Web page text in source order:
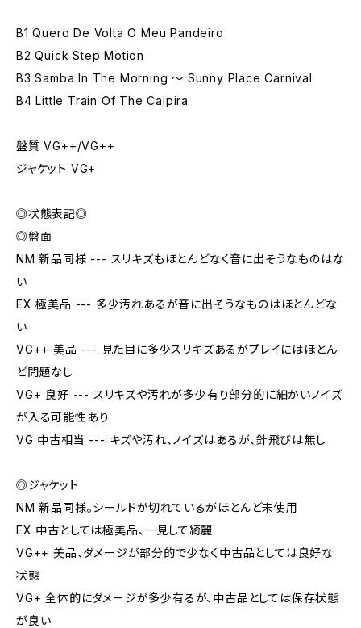
B1 Quero De Volta O Meu Pandeiro
B2 Quick Step Motion
B3 Samba In The Morning ～ Sunny Place Carnival
B4 Little Train Of The Caipira
盤質 VG++/VG++
ジャケット VG+
◎状態表記◎
◎盤面
NM 新品同様 --- スリキズもほとんどなく音に出そうなものはな
い
EX 極美品 --- 多少汚れあるが音に出そうなものはほとんどな
い
VG++ 美品 --- 見た目に多少スリキズあるがプレイにはほとん
ど問題なし
VG+ 良好 --- スリキズや汚れが多少有り部分的に細かいノイズ
が入る可能性あり
VG 中古相当 --- キズや汚れ、ノイズはあるが、針飛びは無し
◎ジャケット
NM 新品同様。シールドが切れているがほとんど未使用
EX 中古としては極美品、一見して綺麗
VG++ 美品、ダメージが部分的で少なく中古品としては良好な
状態
VG+ 全体的にダメージが多少有るが、中古品としては保存状態
が良い